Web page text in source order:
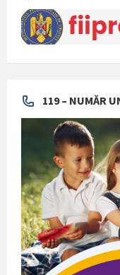
119 – NUMĂR